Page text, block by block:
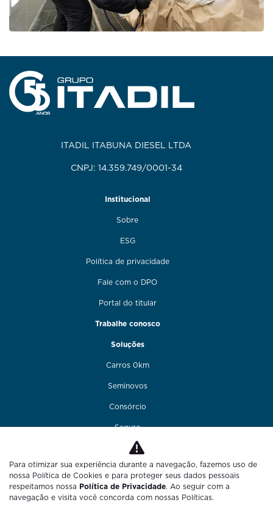
ITADIL ITABUNA DIESEL LTDA
CNPJ: 14.359.749/0001-34
Institucional
Sobre
ESG
Política de privacidade
Fale com o DPO
Portal do titular
Trabalhe conosco
Soluções
Carros 0km
Seminovos
Consórcio
Seguro
Financiamento
Funilaria e pintura
Fale conosco
Para otimizar sua experiência durante a navegação, fazemos uso de
nossa Política de Cookies e para proteger seus dados pessoais
respeitamos nossa Política de Privacidade. Ao seguir com a
navegação e visita você concorda com nossas Políticas.